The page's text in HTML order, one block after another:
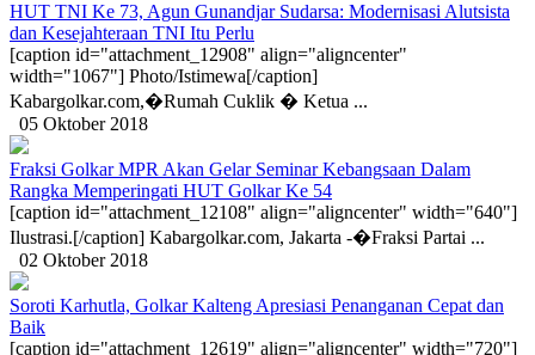
HUT TNI Ke 73, Agun Gunandjar Sudarsa: Modernisasi Alutsista
dan Kesejahteraan TNI Itu Perlu
[caption id="attachment_12908" align="aligncenter"
width="1067"] Photo/Istimewa[/caption]
Kabargolkar.com,�Rumah Cuklik � Ketua ...
05 Oktober 2018
Fraksi Golkar MPR Akan Gelar Seminar Kebangsaan Dalam
Rangka Memperingati HUT Golkar Ke 54
[caption id="attachment_12108" align="aligncenter" width="640"]
Ilustrasi.[/caption] Kabargolkar.com, Jakarta -�Fraksi Partai ...
02 Oktober 2018
Soroti Karhutla, Golkar Kalteng Apresiasi Penanganan Cepat dan
Baik
[caption id="attachment_12619" align="aligncenter" width="720"]